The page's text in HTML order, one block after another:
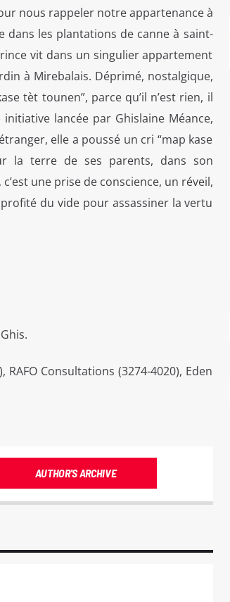
nous rappeler notre appartenance à
dans les plantations de canne à saint-
vit dans un singulier appartement
à Mirebalais. Déprimé, nostalgique,
tèt tounen”, parce qu’il n’est rien, il
lancée par Ghislaine Méance,
elle a poussé un cri “map kase
la terre de ses parents, dans son
une prise de conscience, un réveil,
du vide pour assassiner la vertu
Consultations (3274-4020), Eden
AUTHOR'S ARCHIVE